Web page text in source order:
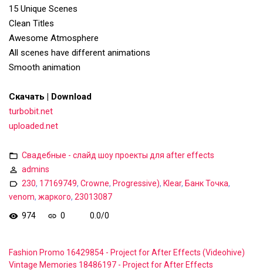
15 Unique Scenes
Clean Titles
Awesome Atmosphere
All scenes have different animations
Smooth animation
Скачать | Download
turbobit.net
uploaded.net
Свадебные - слайд шоу проекты для after effects
admins
230, 17169749, Crowne, Progressive), Klear, Банк Точка,
venom, жаркого, 23013087
974
0 0.0/0
Fashion Promo 16429854 - Project for After Effects (Videohive)
Vintage Memories 18486197 - Project for After Effects